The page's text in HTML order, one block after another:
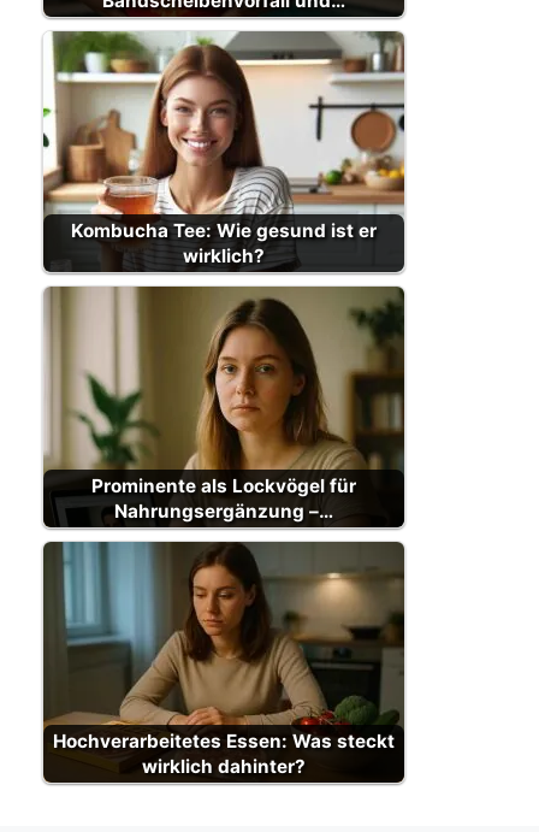
Kombucha Tee: Wie gesund ist er
wirklich?
Prominente als Lockvögel für
Nahrungsergänzung –…
Hochverarbeitetes Essen: Was steckt
wirklich dahinter?